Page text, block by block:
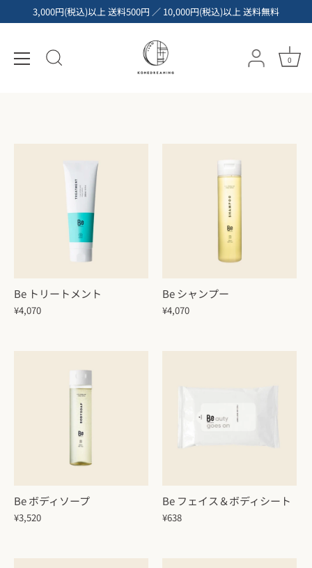
ン
3,000円(税込)以上 送料500円 ／ 10,000円(税込)以上 送料無料
0
発酵ヘアケア・ボディケア・ハンドケ
ア
Be トリートメント
¥4,070
Be シャンプー
¥4,070
Be ボディソープ
¥3,520
Be フェイス＆ボディシート
¥638